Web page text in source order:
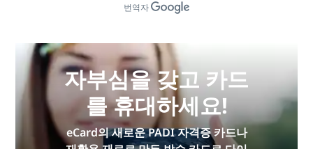
번역자
자부심을 갖고 카드
를 휴대하세요!
eCard의 새로운 PADI 자격증 카드나